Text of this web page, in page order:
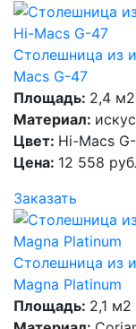
Столешница из
Macs G-47
Площадь: 2,4 м2
Материал:
Цвет: Hi-Macs
Цена: 12 558
Заказать
Столешница из
Magna Platinum
Площадь: 2,1 м2